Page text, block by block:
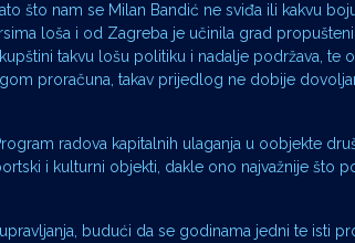
što nam se Milan Bandić ne sviđa ili kakvu
loša i od Zagreba je učinila grad
takvu lošu politiku i nadalje podržava, te
proračuna, takav prijedlog ne dobije
radova kapitalnih ulaganja u oobjekte
i kulturni objekti, dakle ono najvažnije što
budući da se godinama jedni te isti